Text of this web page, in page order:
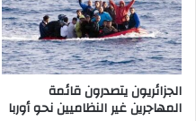
الجزائريون يتصدرون قائمة
المهاجرين غير النظاميين نحو أوربا